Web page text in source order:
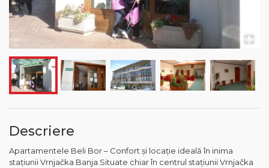
Descriere
Apartamentele Beli Bor – Confort și locație ideală în inima
stațiunii Vrnjačka Banja.Situate chiar în centrul stațiunii Vrnjačka